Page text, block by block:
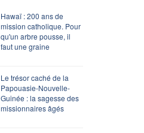
Hawaï : 200 ans de
mission catholique. Pour
qu'un arbre pousse, il
faut une graine
Le trésor caché de la
Papouasie-Nouvelle-
Guinée : la sagesse des
missionnaires âgés